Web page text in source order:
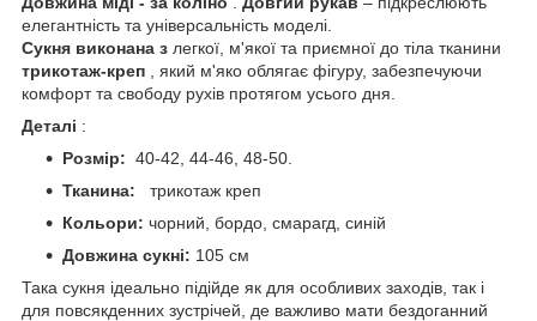
елегантність та універсальність моделі.
Сукня виконана з легкої, м'якої та приємної до тіла тканини
трикотаж-креп , який м'яко облягає фігуру, забезпечуючи
комфорт та свободу рухів протягом усього дня.
Деталі :
Розмір: 40-42, 44-46, 48-50.
Тканина: трикотаж креп
Кольори: чорний, бордо, смарагд, синій
Довжина сукні: 105 см
Така сукня ідеально підійде як для особливих заходів, так і
для повсякденних зустрічей, де важливо мати бездоганний